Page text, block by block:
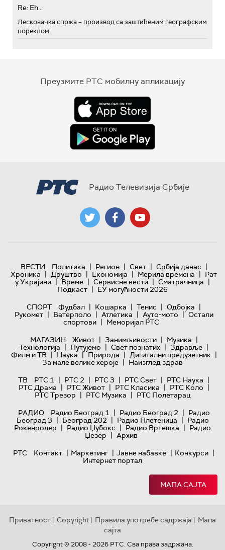
Re: Eh...
Лесковачка спржа – производ са заштићеним географским
пореклом
Преузмите РТС мобилну апликацију
Радио Телевизија Србије
ВЕСТИ Политика | Регион | Свет | Србија данас |
Хроника | Друштво | Економија | Мерила времена | Рат
у Украјини | Време | Сервисне вести | Сматрачница |
Подкаст | ЕУ могућности 2026
СПОРТ
Фудбал | Кошарка | Тенис | Одбојка |
Рукомет | Ватерполо | Атлетика | Ауто-мото | Остали
спортови | Меморијал РТС
МАГАЗИН
Живот | Занимљивости | Музика |
Технологијa | Путујемо | Свет познатих | Здравље |
Филм и ТВ | Наука | Природа | Дигитални предузетник |
За мале велике хероје | Наизглед здрав
ТВ
РТС 1 | РТС 2 | РТС 3 | РТС Свет | РТС Наука |
РТС Драма | РТС Живот | РТС Класика | РТС Коло |
РТС Трезор | РТС Музика | РТС Полетарац
РАДИО
Радио Београд 1 | Радио Београд 2 | Радио
Београд 3 | Београд 202 | Радио Плетеница | Радио
Рокенролер | Радио Џубокс | Радио Вртешка | Радио
Џезер | Архив
РТС
Контакт | Маркетинг | Јавне набавке | Конкурси |
Интернет портал
МАПА САЈТА
Приватност | Copyright | Правила употребе садржаја | Мапа
сајта
Copyright © 2008 - 2026 РТС. Сва права задржана.